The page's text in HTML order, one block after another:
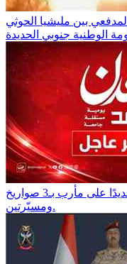
بين مليشيا الحوثي
عاجل|الحـ.ـوثيون يشنون هجومًا جديدًا على مأرب بـ3 صواريخ
ومسيّرتين.